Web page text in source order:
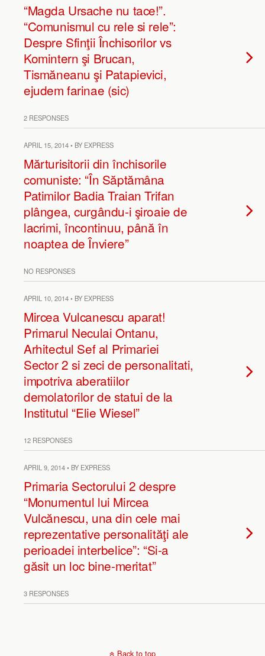
“Magda Ursache nu tace!”.
“Comunismul cu rele si rele”:
Despre Sfinţii Închisorilor vs
Komintern şi Brucan,
Tismăneanu şi Patapievici,
ejudem farinae (sic)
2 RESPONSES
APRIL 15, 2014 • BY EXPRESS
Mărturisitorii din închisorile
comuniste: “În Săptămâna
Patimilor Badia Traian Trifan
plângea, curgându-i şiroaie de
lacrimi, încontinuu, până în
noaptea de Înviere”
NO RESPONSES
APRIL 10, 2014 • BY EXPRESS
Mircea Vulcanescu aparat!
Primarul Neculai Ontanu,
Arhitectul Sef al Primariei
Sector 2 si zeci de personalitati,
impotriva aberatiilor
demolatorilor de statui de la
Institutul “Elie Wiesel”
12 RESPONSES
APRIL 9, 2014 • BY EXPRESS
Primaria Sectorului 2 despre
“Monumentul lui Mircea
Vulcănescu, una din cele mai
reprezentative personalităţi ale
perioadei interbelice”: “Si-a
găsit un loc bine-meritat”
3 RESPONSES
Back to top